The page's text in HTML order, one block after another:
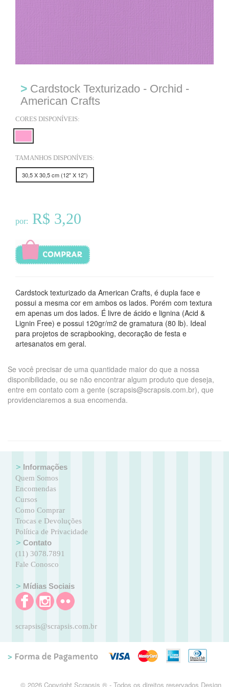
> Cardstock Texturizado - Orchid -
American Crafts
CORES DISPONÍVEIS:
TAMANHOS DISPONÍVEIS:
30,5 X 30,5 cm (12" X 12")
por: R$ 3,20
Cardstock texturizado da American Crafts, é dupla face e
possui a mesma cor em ambos os lados. Porém com textura
em apenas um dos lados. É livre de ácido e lignina (Acid &
Lignin Free) e possui 120gr/m2 de gramatura (80 lb). Ideal
para projetos de scrapbooking, decoração de festa e
artesanatos em geral.
Se você precisar de uma quantidade maior do que a nossa
disponibilidade, ou se não encontrar algum produto que deseja,
entre em contato com a gente (scrapsis@scrapsis.com.br), que
providenciaremos a sua encomenda.
Informações
Quem Somos
Encomendas
Cursos
Como Comprar
Trocas e Devoluções
Política de Privacidade
Contato
(11) 3078.7891
Fale Conosco
Mídias Sociais
scrapsis@scrapsis.com.br
© 2026 Copyright Scrapsis ® - Todos os direitos reservados Design